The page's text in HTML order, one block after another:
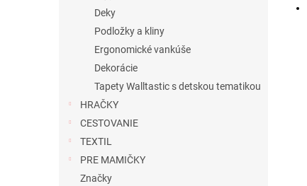
Deky
Podložky a kliny
Ergonomické vankúše
Dekorácie
Tapety Walltastic s detskou tematikou
HRAČKY
CESTOVANIE
TEXTIL
PRE MAMIČKY
Značky